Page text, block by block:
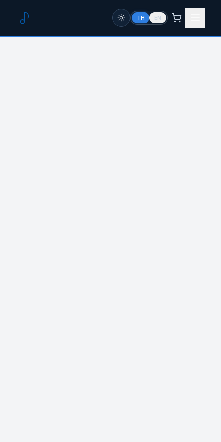
TH EN